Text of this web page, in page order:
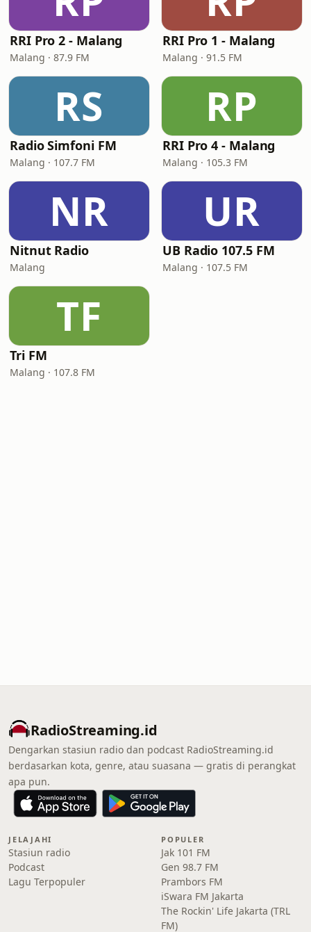
RRI Pro 2 - Malang
Malang · 87.9 FM
RRI Pro 1 - Malang
Malang · 91.5 FM
RS
Radio Simfoni FM
Malang · 107.7 FM
RP
RRI Pro 4 - Malang
Malang · 105.3 FM
NR
Nitnut Radio
Malang
UR
UB Radio 107.5 FM
Malang · 107.5 FM
TF
Tri FM
Malang · 107.8 FM
RadioStreaming.id
Dengarkan stasiun radio dan podcast RadioStreaming.id
berdasarkan kota, genre, atau suasana — gratis di perangkat
apa pun.
JELAJAHI
Stasiun radio
Podcast
Lagu Terpopuler
POPULER
Jak 101 FM
Gen 98.7 FM
Prambors FM
iSwara FM Jakarta
The Rockin' Life Jakarta (TRL
FM)